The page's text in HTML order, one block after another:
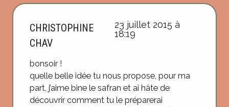
CHRISTOPHINE
CHAV
23 juillet 2015 à
18:19
bonsoir !
quelle belle idée tu nous propose, pour ma
part, j’aime bine le safran et ai hâte de
découvrir comment tu le préparerai